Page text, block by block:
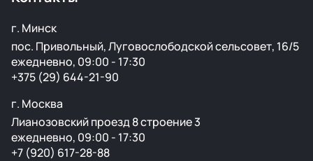
г. Минск
пос. Привольный, Луговослободской сельсовет, 16/5
ежедневно, 09:00 - 17:30
+375 (29) 644-21-90
г. Москва
Лианозовский проезд 8 строение 3
ежедневно, 09:00 - 17:30
+7 (920) 617-28-88